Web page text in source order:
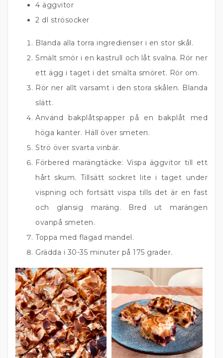
4 äggvitor
2 dl strösocker
Blanda alla torra ingredienser i en stor skål.
Smält smör i en kastrull och låt svalna. Rör ner
ett ägg i taget i det smälta smöret. Rör om.
Rör ner allt varsamt i den stora skålen. Blanda
slätt.
Använd bakplåtspapper på en bakplåt med
höga kanter. Häll över smeten.
Strö över svarta vinbär.
Förbered marängtäcke: Vispa äggvitor till ett
hårt skum. Tillsätt sockret lite i taget under
vispning och fortsätt vispa tills det är en fast
och glansig maräng. Bred ut marängen
ovanpå smeten.
Toppa med flagad mandel.
Grädda i 30-35 minuter på 175 grader.